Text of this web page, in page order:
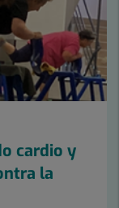
cardio y
la